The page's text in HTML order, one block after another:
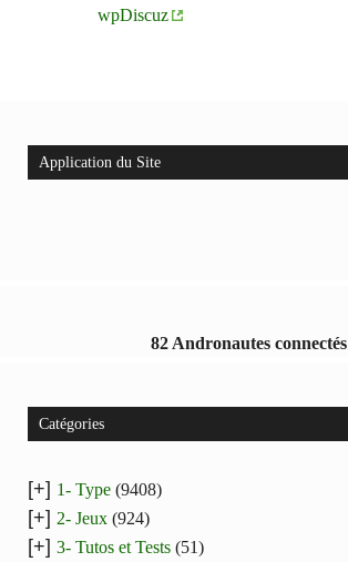
wpDiscuz
Application du Site
82 Andronautes connectés
Catégories
[+] 1- Type (9408)
[+] 2- Jeux (924)
[+] 3- Tutos et Tests (51)